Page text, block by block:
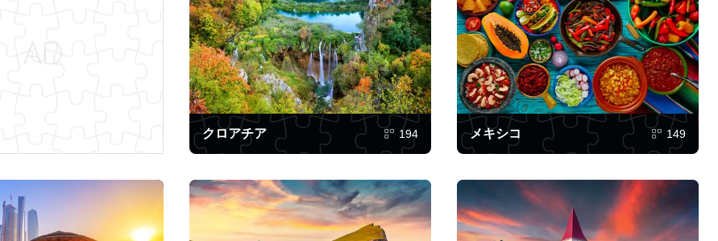
クロアチア 194 メキシコ 149